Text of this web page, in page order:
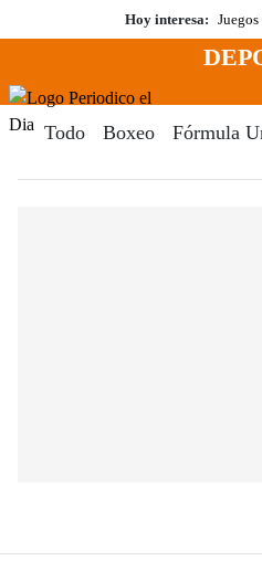
al
Hoy interesa:
Menú
Todo Boxeo Fórmula